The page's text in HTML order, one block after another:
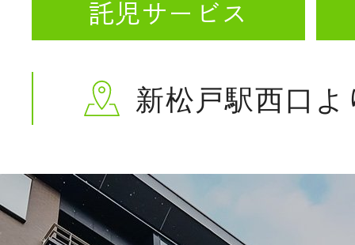
託児サービス
新松戸駅西口よ